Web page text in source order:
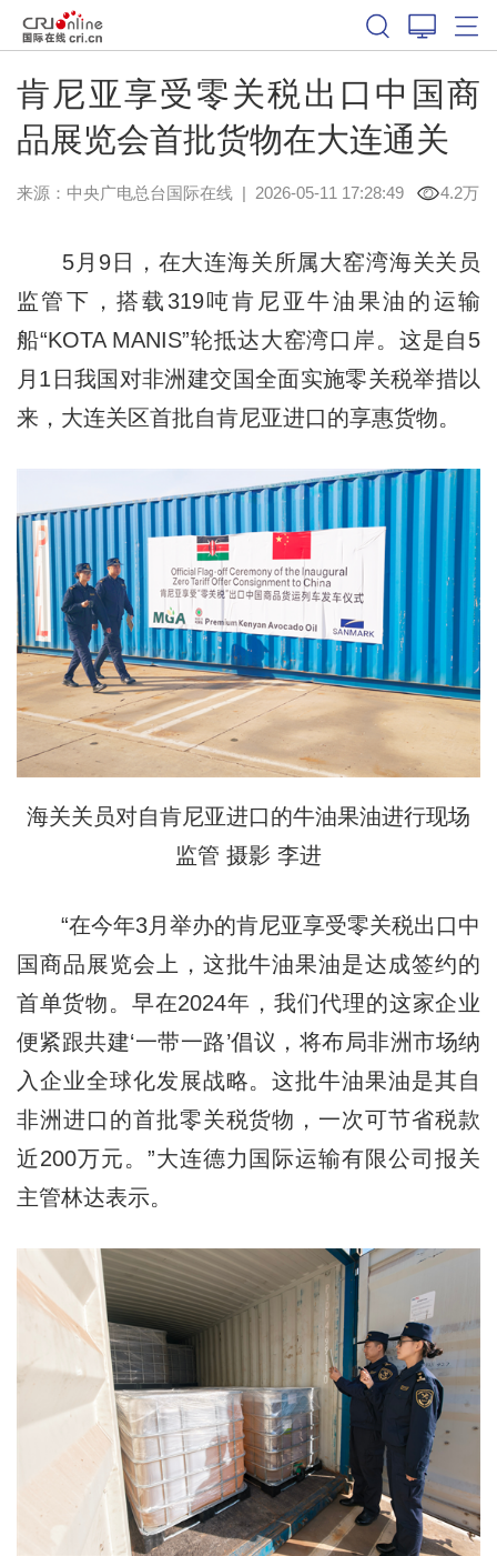
肯尼亚享受零关税出口中国商
品展览会首批货物在大连通关
来源：中央广电总台国际在线| 2026-05-11 17:28:49 4.2万
5月9日，在大连海关所属大窑湾海关关员
监管下，搭载319吨肯尼亚牛油果油的运输
船“KOTA MANIS”轮抵达大窑湾口岸。这是自5
月1日我国对非洲建交国全面实施零关税举措以
来，大连关区首批自肯尼亚进口的享惠货物。
海关关员对自肯尼亚进口的牛油果油进行现场
监管 摄影 李进
“在今年3月举办的肯尼亚享受零关税出口中
国商品展览会上，这批牛油果油是达成签约的
首单货物。早在2024年，我们代理的这家企业
便紧跟共建‘一带一路’倡议，将布局非洲市场纳
入企业全球化发展战略。这批牛油果油是其自
非洲进口的首批零关税货物，一次可节省税款
近200万元。”大连德力国际运输有限公司报关
主管林达表示。